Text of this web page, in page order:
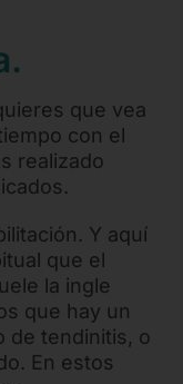
que vea
con el
realizado
Y aquí
que el
la ingle
que hay un
de tendinitis, o
En estos